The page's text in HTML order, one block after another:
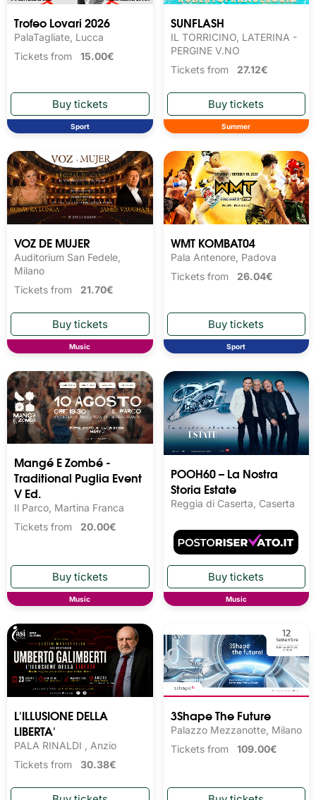
Trofeo Lovari 2026
PalaTagliate, Lucca
Tickets from 15.00€
Sport
SUNFLASH
IL TORRICINO, LATERINA -
PERGINE V.NO
Tickets from 27.12€
Summer
VOZ DE MUJER
Auditorium San Fedele,
Milano
Tickets from 21.70€
Music
WMT KOMBAT04
Pala Antenore, Padova
Tickets from 26.04€
Sport
Mangé E Zombé -
Traditional Puglia Event
V Ed.
Il Parco, Martina Franca
Tickets from 20.00€
Music
POOH60 – La Nostra
Storia Estate
Reggia di Caserta, Caserta
Music
L'ILLUSIONE DELLA
LIBERTA'
PALA RINALDI , Anzio
Tickets from 30.38€
3Shape The Future
Palazzo Mezzanotte, Milano
Tickets from 109.00€